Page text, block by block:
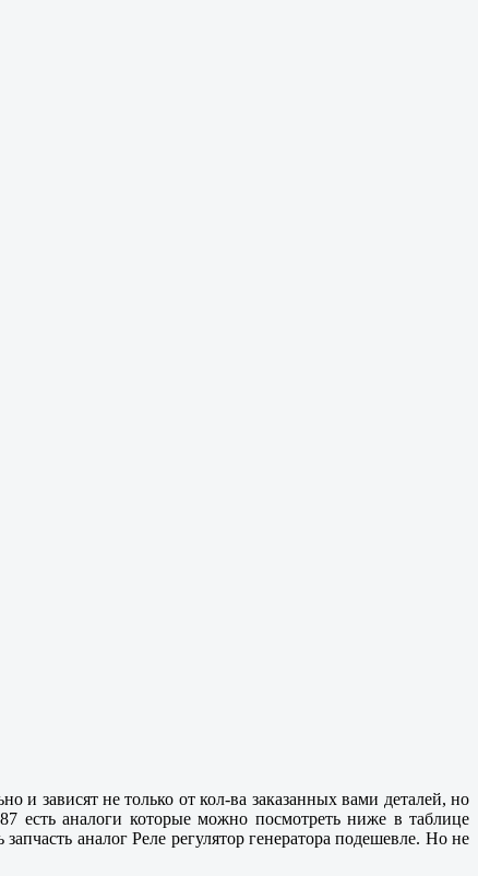
и зависят не только от кол-ва заказанных вами деталей, но
есть аналоги которые можно посмотреть ниже в таблице
аналог Реле регулятор генератора подешевле. Но не